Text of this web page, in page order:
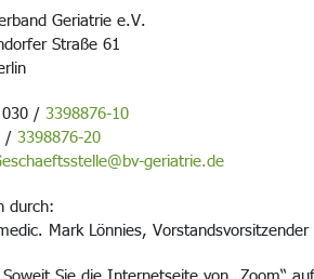
Geriatrie e.V.
Straße 61
/ 3398876-10
/ 3398876-20
geriatrie.de
durch:
Mark Lönnies, Vorstandsvorsitzender